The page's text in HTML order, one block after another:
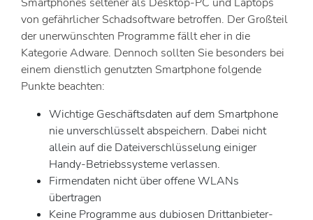
von gefährlicher Schadsoftware betroffen. Der Großteil
der unerwünschten Programme fällt eher in die
Kategorie Adware. Dennoch sollten Sie besonders bei
einem dienstlich genutzten Smartphone folgende
Punkte beachten:
Wichtige Geschäftsdaten auf dem Smartphone
nie unverschlüsselt abspeichern. Dabei nicht
allein auf die Dateiverschlüsselung einiger
Handy-Betriebssysteme verlassen.
Firmendaten nicht über offene WLANs
übertragen
Keine Programme aus dubiosen Drittanbieter-